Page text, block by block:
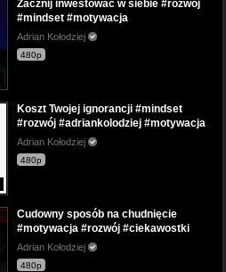
Zacznij inwestować w siebie #rozwój
#mindset #motywacja
Adrian Kołodziej
480p
Koszt Twojej ignorancji #mindset
#rozwój #adriankolodziej #motywacja
Adrian Kołodziej
480p
Cudowny sposób na chudnięcie
#motywacja #rozwój #ciekawostki
Adrian Kołodziej
480p